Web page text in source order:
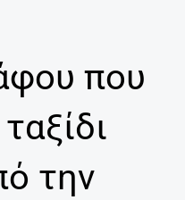
που
την